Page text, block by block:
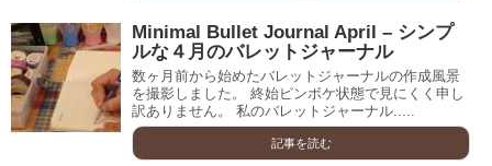
Minimal Bullet Journal April – シンプ
ルな４月のバレットジャーナル
数ヶ月前から始めたバレットジャーナルの作成風景
を撮影しました。 終始ピンボケ状態で見にくく申し
訳ありません。 私のバレットジャーナル.....
記事を読む